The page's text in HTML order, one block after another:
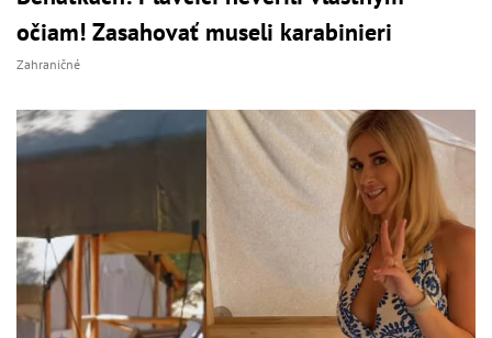
očiam! Zasahovať museli karabinieri
Zahraničné